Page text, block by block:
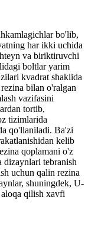
bo'lib,
har ikki uchida
va biriktiruvchi
boltlar yarim
kvadrat shaklida
bilan o'ralgan
vazifasini
tortib,
tizimlarida
qo'llaniladi. Ba'zi
kelib
qoplamani o'z
dizaynlari tebranish
uchun qalin rezina
shuningdek, U-
qilish xavfi